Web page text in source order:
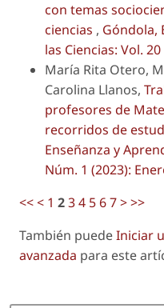
con temas
ciencias , Góndola,
las Ciencias: Vol.
María Rita Otero,
Carolina Llanos,
profesores de
recorridos de
Enseñanza y
Núm. 1 (2023):
<<< 1 234 567>>>
También puedeIniciar
avanzada para este